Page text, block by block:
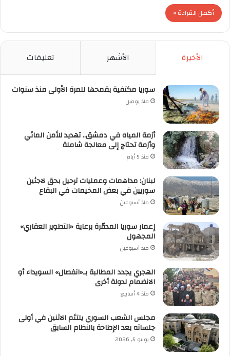
أكمل القراءة »
الأخيرة الأشهر تعليقات
سوريا مكتفية بقمحها للمرة الأولى منذ سنوات
منذ يومين
أزمة المياه في دمشق.. تهديد للأمن المائي
وأزمة تحتاج إلى معالجة شاملة
منذ 5 أيام
لبنان: مداهمات وعمليات ترحيل بحق لاجئين
سوريين في بعض المخيمات في البقاع
منذ أسبوعين
إعمار سوريا المدمّرة برعاية «التطوير العقاري»
المجهول
منذ أسبوعين
الهجري يجدد المطالبة بـ«انفصال» السويداء أو
الانضمام لدولة أخرى
منذ 4 أسابيع
مجلس الشعب السوري يلتئم الاثنين في أولى
جلساته بعد الإطاحة بالنظام السابق
يوليو 5, 2026